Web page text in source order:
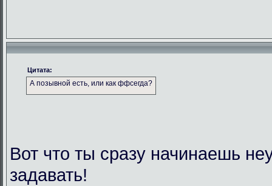
Цитата:
А позывной есть, или как ффсегда?
Вот что ты сразу начинаешь
задавать!